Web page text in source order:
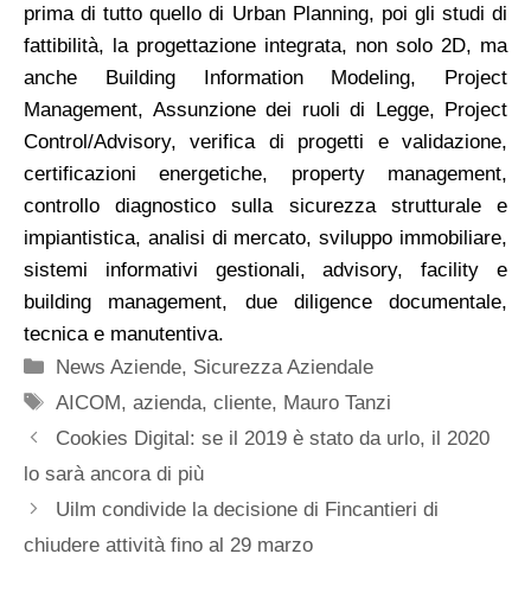
prima di tutto quello di Urban Planning, poi gli studi di
fattibilità, la progettazione integrata, non solo 2D, ma
anche Building Information Modeling, Project
Management, Assunzione dei ruoli di Legge, Project
Control/Advisory, verifica di progetti e validazione,
certificazioni energetiche, property management,
controllo diagnostico sulla sicurezza strutturale e
impiantistica, analisi di mercato, sviluppo immobiliare,
sistemi informativi gestionali, advisory, facility e
building management, due diligence documentale,
tecnica e manutentiva.
Categorie
News Aziende, Sicurezza Aziendale
Tag
AICOM,azienda,cliente, Mauro Tanzi
Cookies Digital: se il 2019 è stato da urlo, il 2020
lo sarà ancora di più
Uilm condivide la decisione di Fincantieri di
chiudere attività fino al 29 marzo